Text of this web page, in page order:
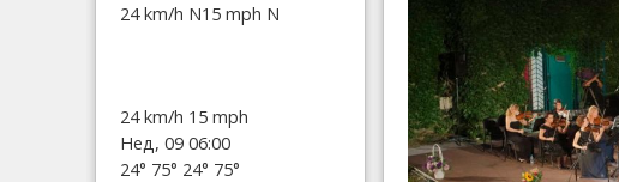
24 km/h N15 mph N
24 km/h 15 mph
Нед, 09 06:00
24° 75° 24° 75°